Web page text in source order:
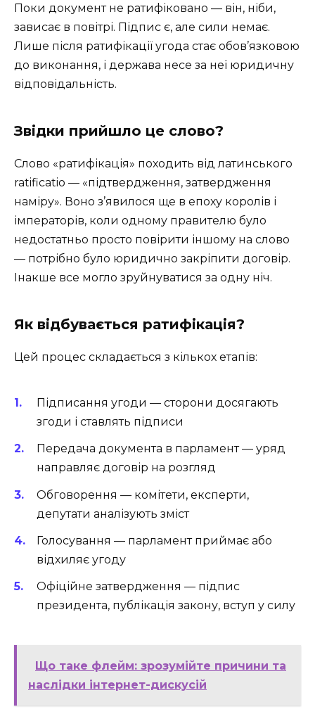
Поки документ не ратифіковано — він, ніби,
зависає в повітрі. Підпис є, але сили немає.
Лише після ратифікації угода стає обов’язковою
до виконання, і держава несе за неї юридичну
відповідальність.
Звідки прийшло це слово?
Слово «ратифікація» походить від латинського
ratificatio — «підтвердження, затвердження
наміру». Воно з’явилося ще в епоху королів і
імператорів, коли одному правителю було
недостатньо просто повірити іншому на слово
— потрібно було юридично закріпити договір.
Інакше все могло зруйнуватися за одну ніч.
Як відбувається ратифікація?
Цей процес складається з кількох етапів:
Підписання угоди — сторони досягають
згоди і ставлять підписи
Передача документа в парламент — уряд
направляє договір на розгляд
Обговорення — комітети, експерти,
депутати аналізують зміст
Голосування — парламент приймає або
відхиляє угоду
Офіційне затвердження — підпис
президента, публікація закону, вступ у силу
Що таке флейм: зрозумійте причини та
наслідки інтернет-дискусій